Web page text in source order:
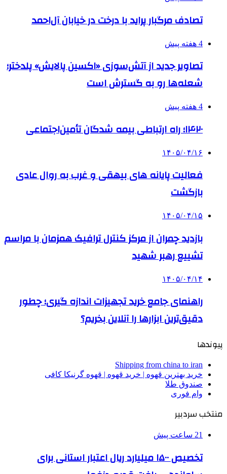
تصادف مرگبار پراید با درخت در خیابان آل‌احمد
4 هفته پیش
تصاویر جدید از آتش‌سوزی «اکسین پالایش» پلدختر؛
شعله‌ها رو به گسترش است
4 هفته پیش
۱۴۲۰؛ راه ارتباطی بیمه شدگان تأمین‌اجتماعی
۱۴۰۵/۰۴/۱۶
فعالیت پایانه های بیهقی و غرب به روال عادی
بازگشت
۱۴۰۵/۰۴/۱۵
بازدید چمران از مرکز کنترل ترافیک همزمان با مراسم
تشییع رهبر شهید
۱۴۰۵/۰۴/۱۴
راهنمای جامع خرید تجهیزات اندازه گیری؛ چطور
دقیق‌ترین ابزارها را آنلاین بخریم؟
پیوندها
Shipping from china to iran
خرید بهترین قهوه | خرید قهوه | قهوه گرنیکا کافی
صندوق طلا
وام فوری
منتخب سردبیر
21 ساعت پیش
تخصیص ۱۵۰۰ میلیارد ریال اعتبار استانی برای